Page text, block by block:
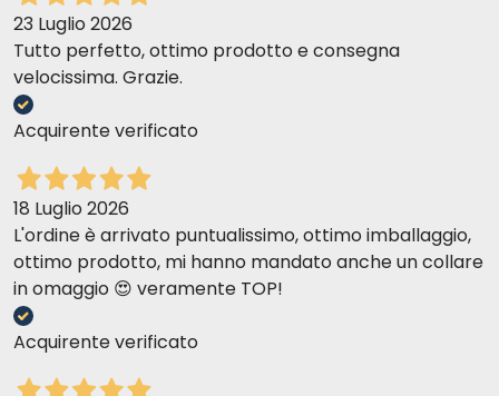
23 Luglio 2026
Tutto perfetto, ottimo prodotto e consegna
velocissima. Grazie.
Acquirente verificato
18 Luglio 2026
L'ordine è arrivato puntualissimo, ottimo imballaggio,
ottimo prodotto, mi hanno mandato anche un collare
in omaggio 😍 veramente TOP!
Acquirente verificato